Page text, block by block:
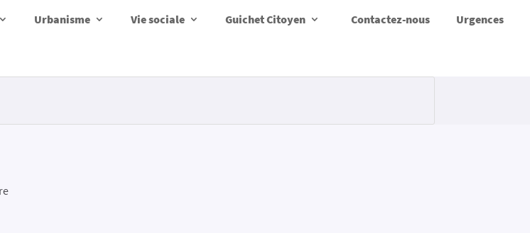
Urbanisme Vie sociale Guichet Citoyen Contactez-nous Urgences